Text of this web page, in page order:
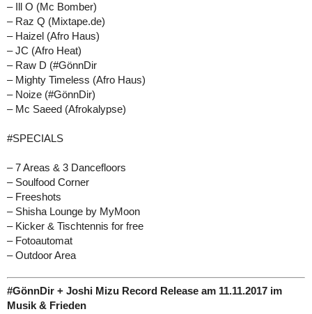
– Ill O (Mc Bomber)
– Raz Q (Mixtape.de)
– Haizel (Afro Haus)
– JC (Afro Heat)
– Raw D (#GönnDir
– Mighty Timeless (Afro Haus)
– Noize (#GönnDir)
– Mc Saeed (Afrokalypse)
#SPECIALS
– 7 Areas & 3 Dancefloors
– Soulfood Corner
– Freeshots
– Shisha Lounge by MyMoon
– Kicker & Tischtennis for free
– Fotoautomat
– Outdoor Area
#GönnDir + Joshi Mizu Record Release am 11.11.2017 im
Musik & Frieden